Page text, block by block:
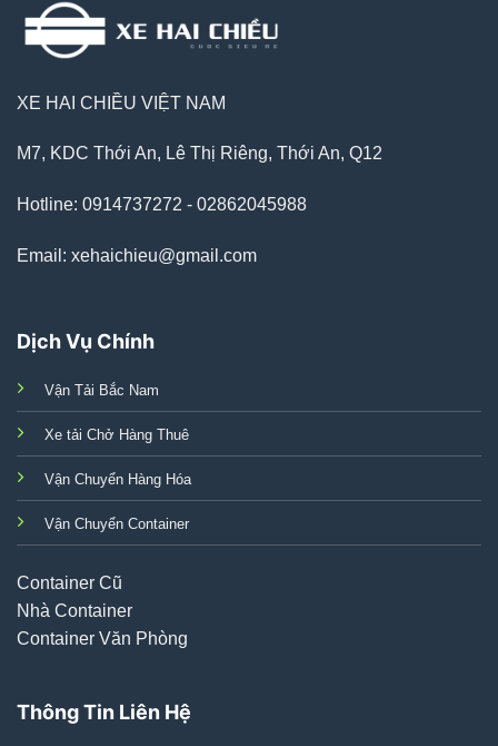
XE HAI CHIỀU VIỆT NAM
M7, KDC Thới An, Lê Thị Riêng, Thới An, Q12
Hotline: 0914737272 - 02862045988
Email: xehaichieu@gmail.com
Dịch Vụ Chính
Vận Tải Bắc Nam
Xe tải Chở Hàng Thuê
Vận Chuyển Hàng Hóa
Vận Chuyển Container
Container Cũ
Nhà Container
Container Văn Phòng
Thông Tin Liên Hệ